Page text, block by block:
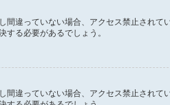
違っていない場合、アクセス禁止されて
る必要があるでしょう。
違っていない場合、アクセス禁止されて